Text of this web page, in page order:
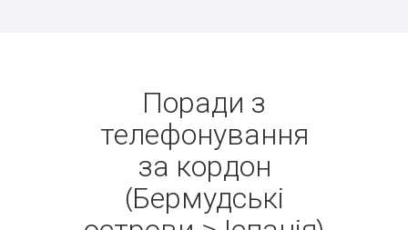
Поради з
телефонування
за кордон
(Бермудські